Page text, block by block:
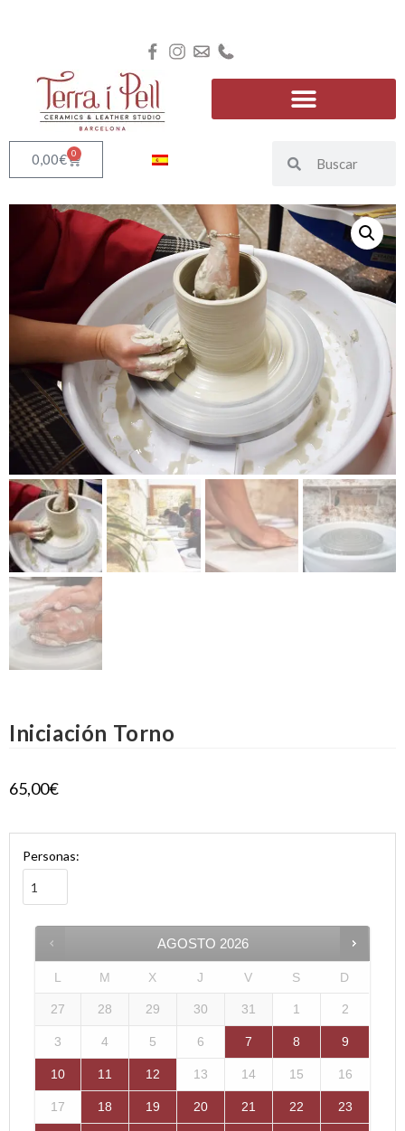
0,00€ 0
Iniciación Torno
65,00€
Personas:
AGOSTO 2026
L M X J V S D
27 28 29 30 31 1 2
3 4 5 6 7 8 9
10 11 12 13 14 15 16
17 18 19 20 21 22 23